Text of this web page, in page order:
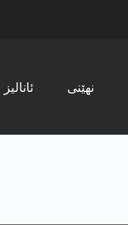
ئانالیز نھێنی